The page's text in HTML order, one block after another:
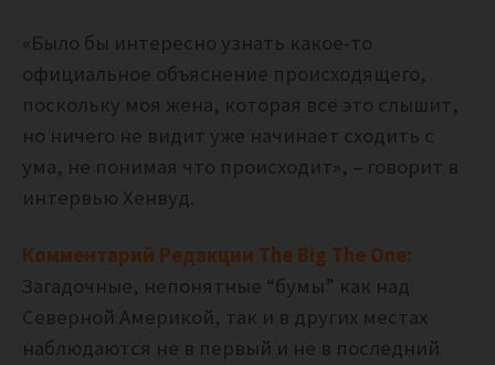
«Было бы интересно узнать какое-то
официальное объяснение происходящего,
поскольку моя жена, которая всё это слышит,
но ничего не видит уже начинает сходить с
ума, не понимая что происходит», – говорит в
интервью Хенвуд.
Комментарий Редакции The Big The One:
Загадочные, непонятные “бумы” как над
Северной Америкой, так и в других местах
наблюдаются не в первый и не в последний